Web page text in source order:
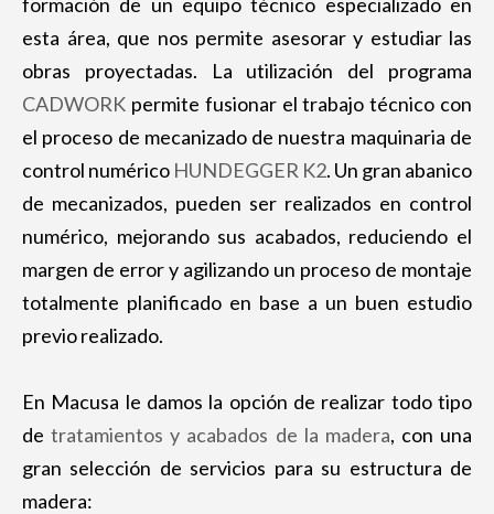
esta área, que nos permite asesorar y estudiar las
obras proyectadas. La utilización del programa
CADWORK permite fusionar el trabajo técnico con
el proceso de mecanizado de nuestra maquinaria de
control numérico HUNDEGGER K2. Un gran abanico
de mecanizados, pueden ser realizados en control
numérico, mejorando sus acabados, reduciendo el
margen de error y agilizando un proceso de montaje
totalmente planificado en base a un buen estudio
previo realizado.
En Macusa le damos la opción de realizar todo tipo
detratamientos y acabados de la madera, con una
gran selección de servicios para su estructura de
madera: